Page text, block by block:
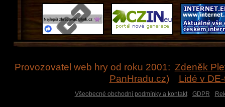
Provozovatel web hry od roku 2001: Zdeněk
PanHradu.cz) Lidé v
Všeobecné obchodní podmínky a kontakt GDPR